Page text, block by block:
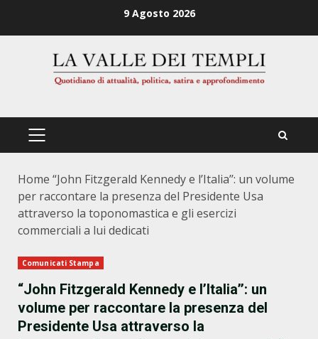
9 Agosto 2026
PRIMÄRES
Home “John Fitzgerald Kennedy e l’Italia’’: un volume
per raccontare la presenza del Presidente Usa
attraverso la toponomastica e gli esercizi
commerciali a lui dedicati
Comunicati Stampa
“John Fitzgerald Kennedy e l’Italia’’: un
volume per raccontare la presenza del
Presidente Usa attraverso la